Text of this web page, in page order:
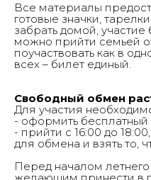
Все материалы
готовые значки,
забрать домой, участие
можно прийти семьей
поучаствовать как в
всех – билет единый.
Свободный обмен
Для участия
- оформить бесплатный
- прийти с 16:00 до
для обмена и взять то,
Перед началом